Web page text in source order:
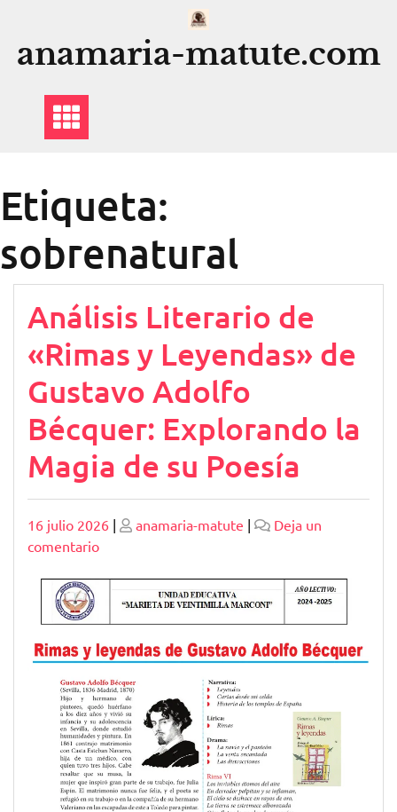
contenido
anamaria-matute.com
Etiqueta:
sobrenatural
Análisis Literario de
«Rimas y Leyendas» de
Gustavo Adolfo
Bécquer: Explorando la
Magia de su Poesía
Publicado
16 julio 2026 | Publicado
anamaria-matute |
Deja un
comentarioen
«Rimas
y
de
Gustavo
Adolfo
Bécquer:
Explorando
la